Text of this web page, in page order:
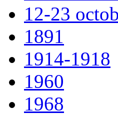
12-23
1891
1914-1918
1960
1968